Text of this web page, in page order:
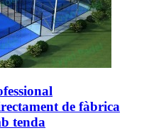
de fàbrica
tenda